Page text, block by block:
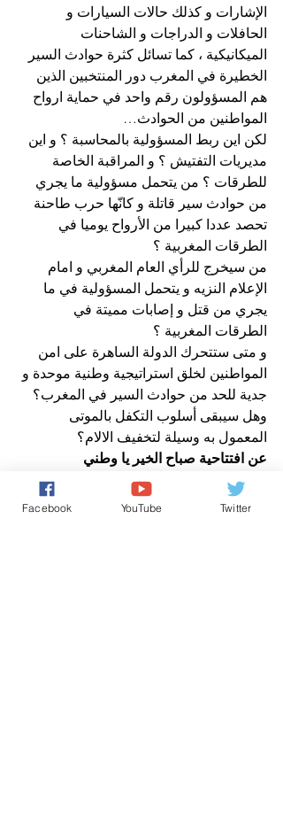
الإشارات و كذلك حالات السيارات و
الحافلات و الدراجات و الشاحنات
الميكانيكية ، كما تسائل كثرة حوادث السير
الخطيرة في المغرب دور المنتخبين الذين
هم المسؤولون رقم واحد في حماية ارواح
المواطنين من الحوادث…
لكن اين ربط المسؤولية بالمحاسبة ؟ و اين
مديريات التفتيش ؟ و المراقبة الخاصة
للطرقات ؟ من يتحمل مسؤولية ما يجري
من حوادث سير قاتلة و كانّها حرب طاحنة
تحصد عددا كبيرا من الأرواح يوميا في
الطرقات المغربية ؟
من سيخرج للرأي العام المغربي و امام
الإعلام النزيه و يتحمل المسؤولية في ما
يجري من قتل و إصابات مميتة في
الطرقات المغربية ؟
و متى ستتحرك الدولة الساهرة على امن
المواطنين لخلق استراتيجية وطنية موحدة و
جدية للحد من حوادث السير في المغرب؟
وهل سيبقى أسلوب التكفل بالموتى
المعمول به وسيلة لتخفيف الالام؟
عن افتتاحية صباح الخير يا وطني
صوت المغرب الحر
افتتاحية صباح الخير يا وطني
حقوق الانسان/ Human Rights
Facebook YouTube Twitter